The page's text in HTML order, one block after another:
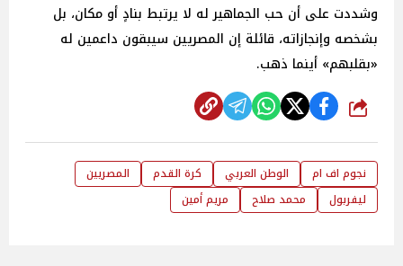
وشددت على أن حب الجماهير له لا يرتبط بنادٍ أو مكان، بل
بشخصه وإنجازاته، قائلة إن المصريين سيبقون داعمين له
«بقلبهم» أينما ذهب.
شارك
نجوم اف ام الوطن العربي كرة القدم
المصريين
ليفربول
محمد صلاح مريم أمين